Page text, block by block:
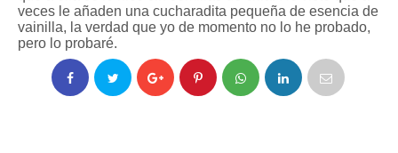
veces le añaden una cucharadita pequeña de esencia de
vainilla, la verdad que yo de momento no lo he probado,
pero lo probaré.